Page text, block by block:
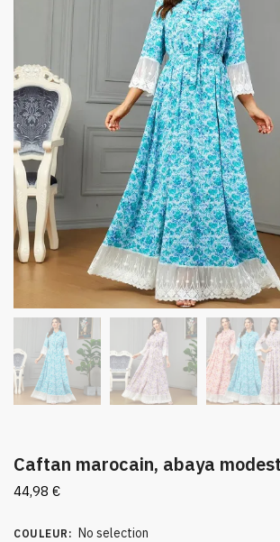
Caftan marocain, abaya
44,98 €
COULEUR : No selection